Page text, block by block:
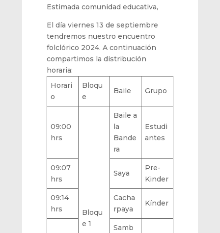
Estimada comunidad educativa,
El día viernes 13 de septiembre
tendremos nuestro encuentro
folclórico 2024. A continuación
compartimos la distribución
horaria:
Horari
o
Bloqu
e
Baile Grupo
09:00
hrs
Bloqu
e 1
Baile a
la
Bande
ra
Estudi
antes
09:07
hrs
Saya
Pre-
Kinder
09:14
hrs
Cacha
rpaya
Kínder
Samb